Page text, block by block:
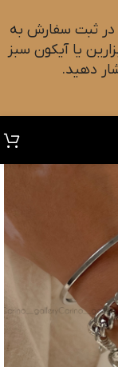
در ثبت سفارش به
۰۹۰۱۸۲۷۳۷۹۸ پیام بزارین یا آیکون سبز
دهید.